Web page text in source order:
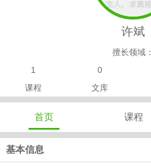
许斌
擅长领域：
1
0
课程
文库
首页 课程
基本信息